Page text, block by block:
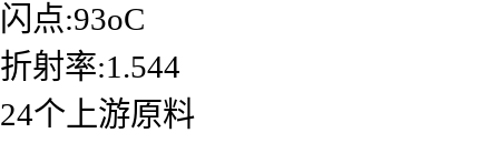
闪点:93oC
折射率:1.544
24个上游原料